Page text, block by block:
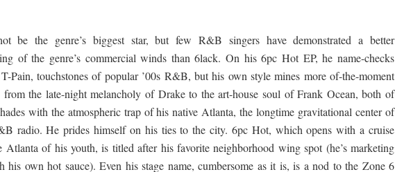
ගීතයේ පද පෙළ
ගීතයේ පද පෙළ
ඉඳලා ගීතයේ පද පෙළ
පද පෙළ
be the genre’s biggest star, but few R&B singers have demonstrated a better
of the genre’s commercial winds than 6lack. On his 6pc Hot EP, he name-checks
Pain, touchstones of popular ’00s R&B, but his own style mines more of-the-moment
from the late-night melancholy of Drake to the art-house soul of Frank Ocean, both of
with the atmospheric trap of his native Atlanta, the longtime gravitational center of
radio. He prides himself on his ties to the city. 6pc Hot, which opens with a cruise
Atlanta of his youth, is titled after his favorite neighborhood wing spot (he’s marketing
his own hot sauce). Even his stage name, cumbersome as it is, is a nod to the Zone 6